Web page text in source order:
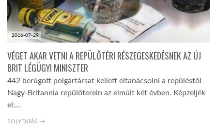
2016-07-29
VÉGET AKAR VETNI A REPÜLŐTÉRI RÉSZEGESKEDÉSNEK AZ ÚJ
BRIT LÉGÜGYI MINISZTER
442 berúgott polgártársat kellett eltanácsolni a repüléstől
Nagy-Britannia repülőterein az elmúlt két évben. Képzeljék
el:…
FOLYTATÁS →